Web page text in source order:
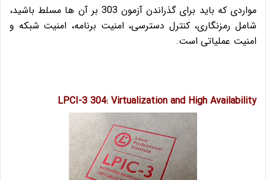
مواردی که باید برای گذراندن آزمون 303 بر آن ها مسلط باشید،
شامل رمزنگاری، کنترل دسترسی، امنیت برنامه، امنیت شبکه و
امنیت عملیاتی است.
LPCI-3 304: Virtualization and High Availability